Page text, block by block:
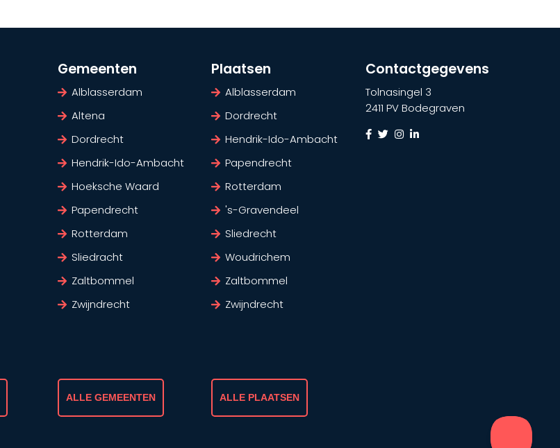
Gemeenten
Alblasserdam
Altena
Dordrecht
Hendrik-Ido-Ambacht
Hoeksche Waard
Papendrecht
Rotterdam
Sliedracht
Zaltbommel
Zwijndrecht
ALLE GEMEENTEN
Plaatsen
Alblasserdam
Dordrecht
Hendrik-Ido-Ambacht
Papendrecht
Rotterdam
's-Gravendeel
Sliedrecht
Woudrichem
Zaltbommel
Zwijndrecht
ALLE PLAATSEN
Contactgegevens
Tolnasingel 3
2411 PV Bodegraven